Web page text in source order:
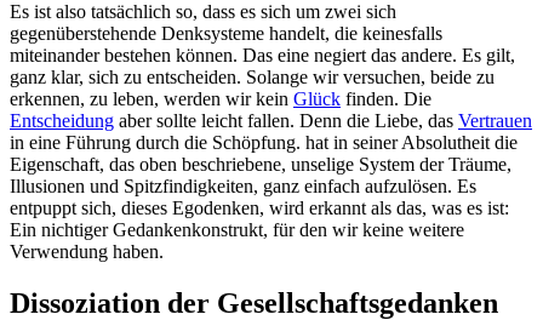
Es ist also tatsächlich so, dass es sich um zwei sich
gegenüberstehende Denksysteme handelt, die keinesfalls
miteinander bestehen können. Das eine negiert das andere. Es gilt,
ganz klar, sich zu entscheiden. Solange wir versuchen, beide zu
erkennen, zu leben, werden wir kein Glück finden. Die
Entscheidung aber sollte leicht fallen. Denn die Liebe, das Vertrauen
in eine Führung durch die Schöpfung. hat in seiner Absolutheit die
Eigenschaft, das oben beschriebene, unselige System der Träume,
Illusionen und Spitzfindigkeiten, ganz einfach aufzulösen. Es
entpuppt sich, dieses Egodenken, wird erkannt als das, was es ist:
Ein nichtiger Gedankenkonstrukt, für den wir keine weitere
Verwendung haben.
Dissoziation der Gesellschaftsgedanken